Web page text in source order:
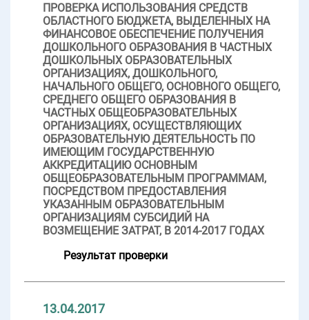
ПРОВЕРКА ИСПОЛЬЗОВАНИЯ СРЕДСТВ
ОБЛАСТНОГО БЮДЖЕТА, ВЫДЕЛЕННЫХ НА
ФИНАНСОВОЕ ОБЕСПЕЧЕНИЕ ПОЛУЧЕНИЯ
ДОШКОЛЬНОГО ОБРАЗОВАНИЯ В ЧАСТНЫХ
ДОШКОЛЬНЫХ ОБРАЗОВАТЕЛЬНЫХ
ОРГАНИЗАЦИЯХ, ДОШКОЛЬНОГО,
НАЧАЛЬНОГО ОБЩЕГО, ОСНОВНОГО ОБЩЕГО,
СРЕДНЕГО ОБЩЕГО ОБРАЗОВАНИЯ В
ЧАСТНЫХ ОБЩЕОБРАЗОВАТЕЛЬНЫХ
ОРГАНИЗАЦИЯХ, ОСУЩЕСТВЛЯЮЩИХ
ОБРАЗОВАТЕЛЬНУЮ ДЕЯТЕЛЬНОСТЬ ПО
ИМЕЮЩИМ ГОСУДАРСТВЕННУЮ
АККРЕДИТАЦИЮ ОСНОВНЫМ
ОБЩЕОБРАЗОВАТЕЛЬНЫМ ПРОГРАММАМ,
ПОСРЕДСТВОМ ПРЕДОСТАВЛЕНИЯ
УКАЗАННЫМ ОБРАЗОВАТЕЛЬНЫМ
ОРГАНИЗАЦИЯМ СУБСИДИЙ НА
ВОЗМЕЩЕНИЕ ЗАТРАТ, В 2014-2017 ГОДАХ
Результат проверки
13.04.2017